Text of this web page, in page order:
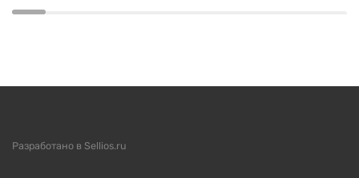
Разработано в Sellios.ru